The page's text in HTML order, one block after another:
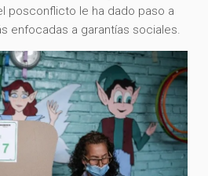
posconflicto le ha dado paso a
enfocadas a garantías sociales.